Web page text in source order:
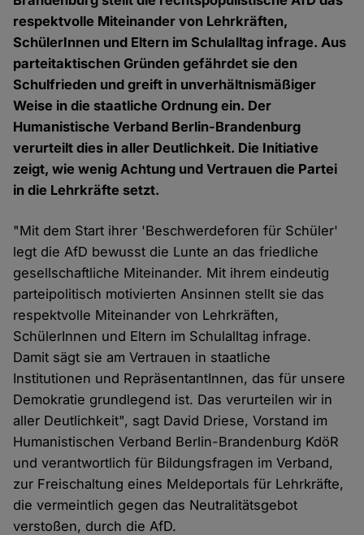
respektvolle Miteinander von Lehrkräften,
SchülerInnen und Eltern im Schulalltag infrage. Aus
parteitaktischen Gründen gefährdet sie den
Schulfrieden und greift in unverhältnismäßiger
Weise in die staatliche Ordnung ein. Der
Humanistische Verband Berlin-Brandenburg
verurteilt dies in aller Deutlichkeit. Die Initiative
zeigt, wie wenig Achtung und Vertrauen die Partei
in die Lehrkräfte setzt.
"Mit dem Start ihrer 'Beschwerdeforen für Schüler'
legt die AfD bewusst die Lunte an das friedliche
gesellschaftliche Miteinander. Mit ihrem eindeutig
parteipolitisch motivierten Ansinnen stellt sie das
respektvolle Miteinander von Lehrkräften,
SchülerInnen und Eltern im Schulalltag infrage.
Damit sägt sie am Vertrauen in staatliche
Institutionen und RepräsentantInnen, das für unsere
Demokratie grundlegend ist. Das verurteilen wir in
aller Deutlichkeit", sagt David Driese, Vorstand im
Humanistischen Verband Berlin-Brandenburg KdöR
und verantwortlich für Bildungsfragen im Verband,
zur Freischaltung eines Meldeportals für Lehrkräfte,
die vermeintlich gegen das Neutralitätsgebot
verstoßen, durch die AfD.